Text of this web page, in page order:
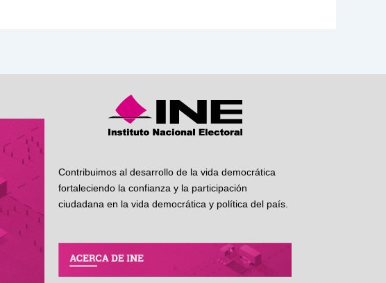
Contribuimos al desarrollo de la vida democrática
fortaleciendo la confianza y la participación
ciudadana en la vida democrática y política del país.